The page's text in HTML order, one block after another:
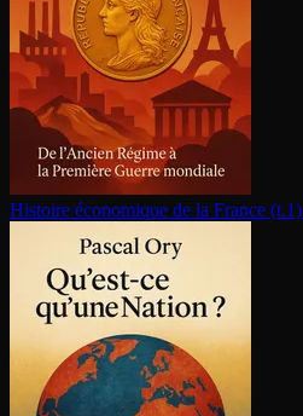
Histoire économique de la France (t.1)